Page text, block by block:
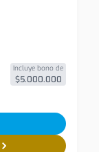
Incluye bono de
$5.000.000